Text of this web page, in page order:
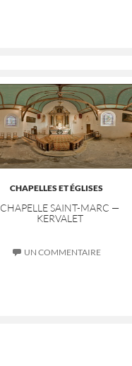
CHAPELLES ET ÉGLISES
CHAPELLE SAINT-MARC —
KERVALET
UN COMMENTAIRE